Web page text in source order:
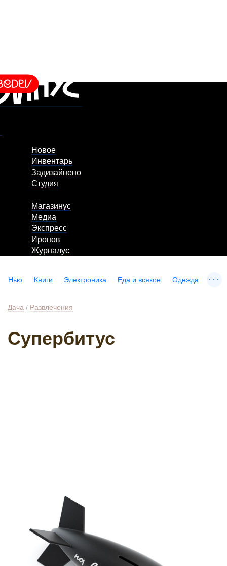
Новое
Инвентарь
Задизайнено
Студия
Магазинус
Медиа
Экспресс
Иронов
Журналус
Нью Книги Электроника Еда и всякое Одежда ...
Дача / Развлечения
Супербитус